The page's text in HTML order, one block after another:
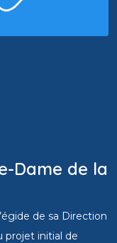
Dame de la
de sa Direction
projet initial de